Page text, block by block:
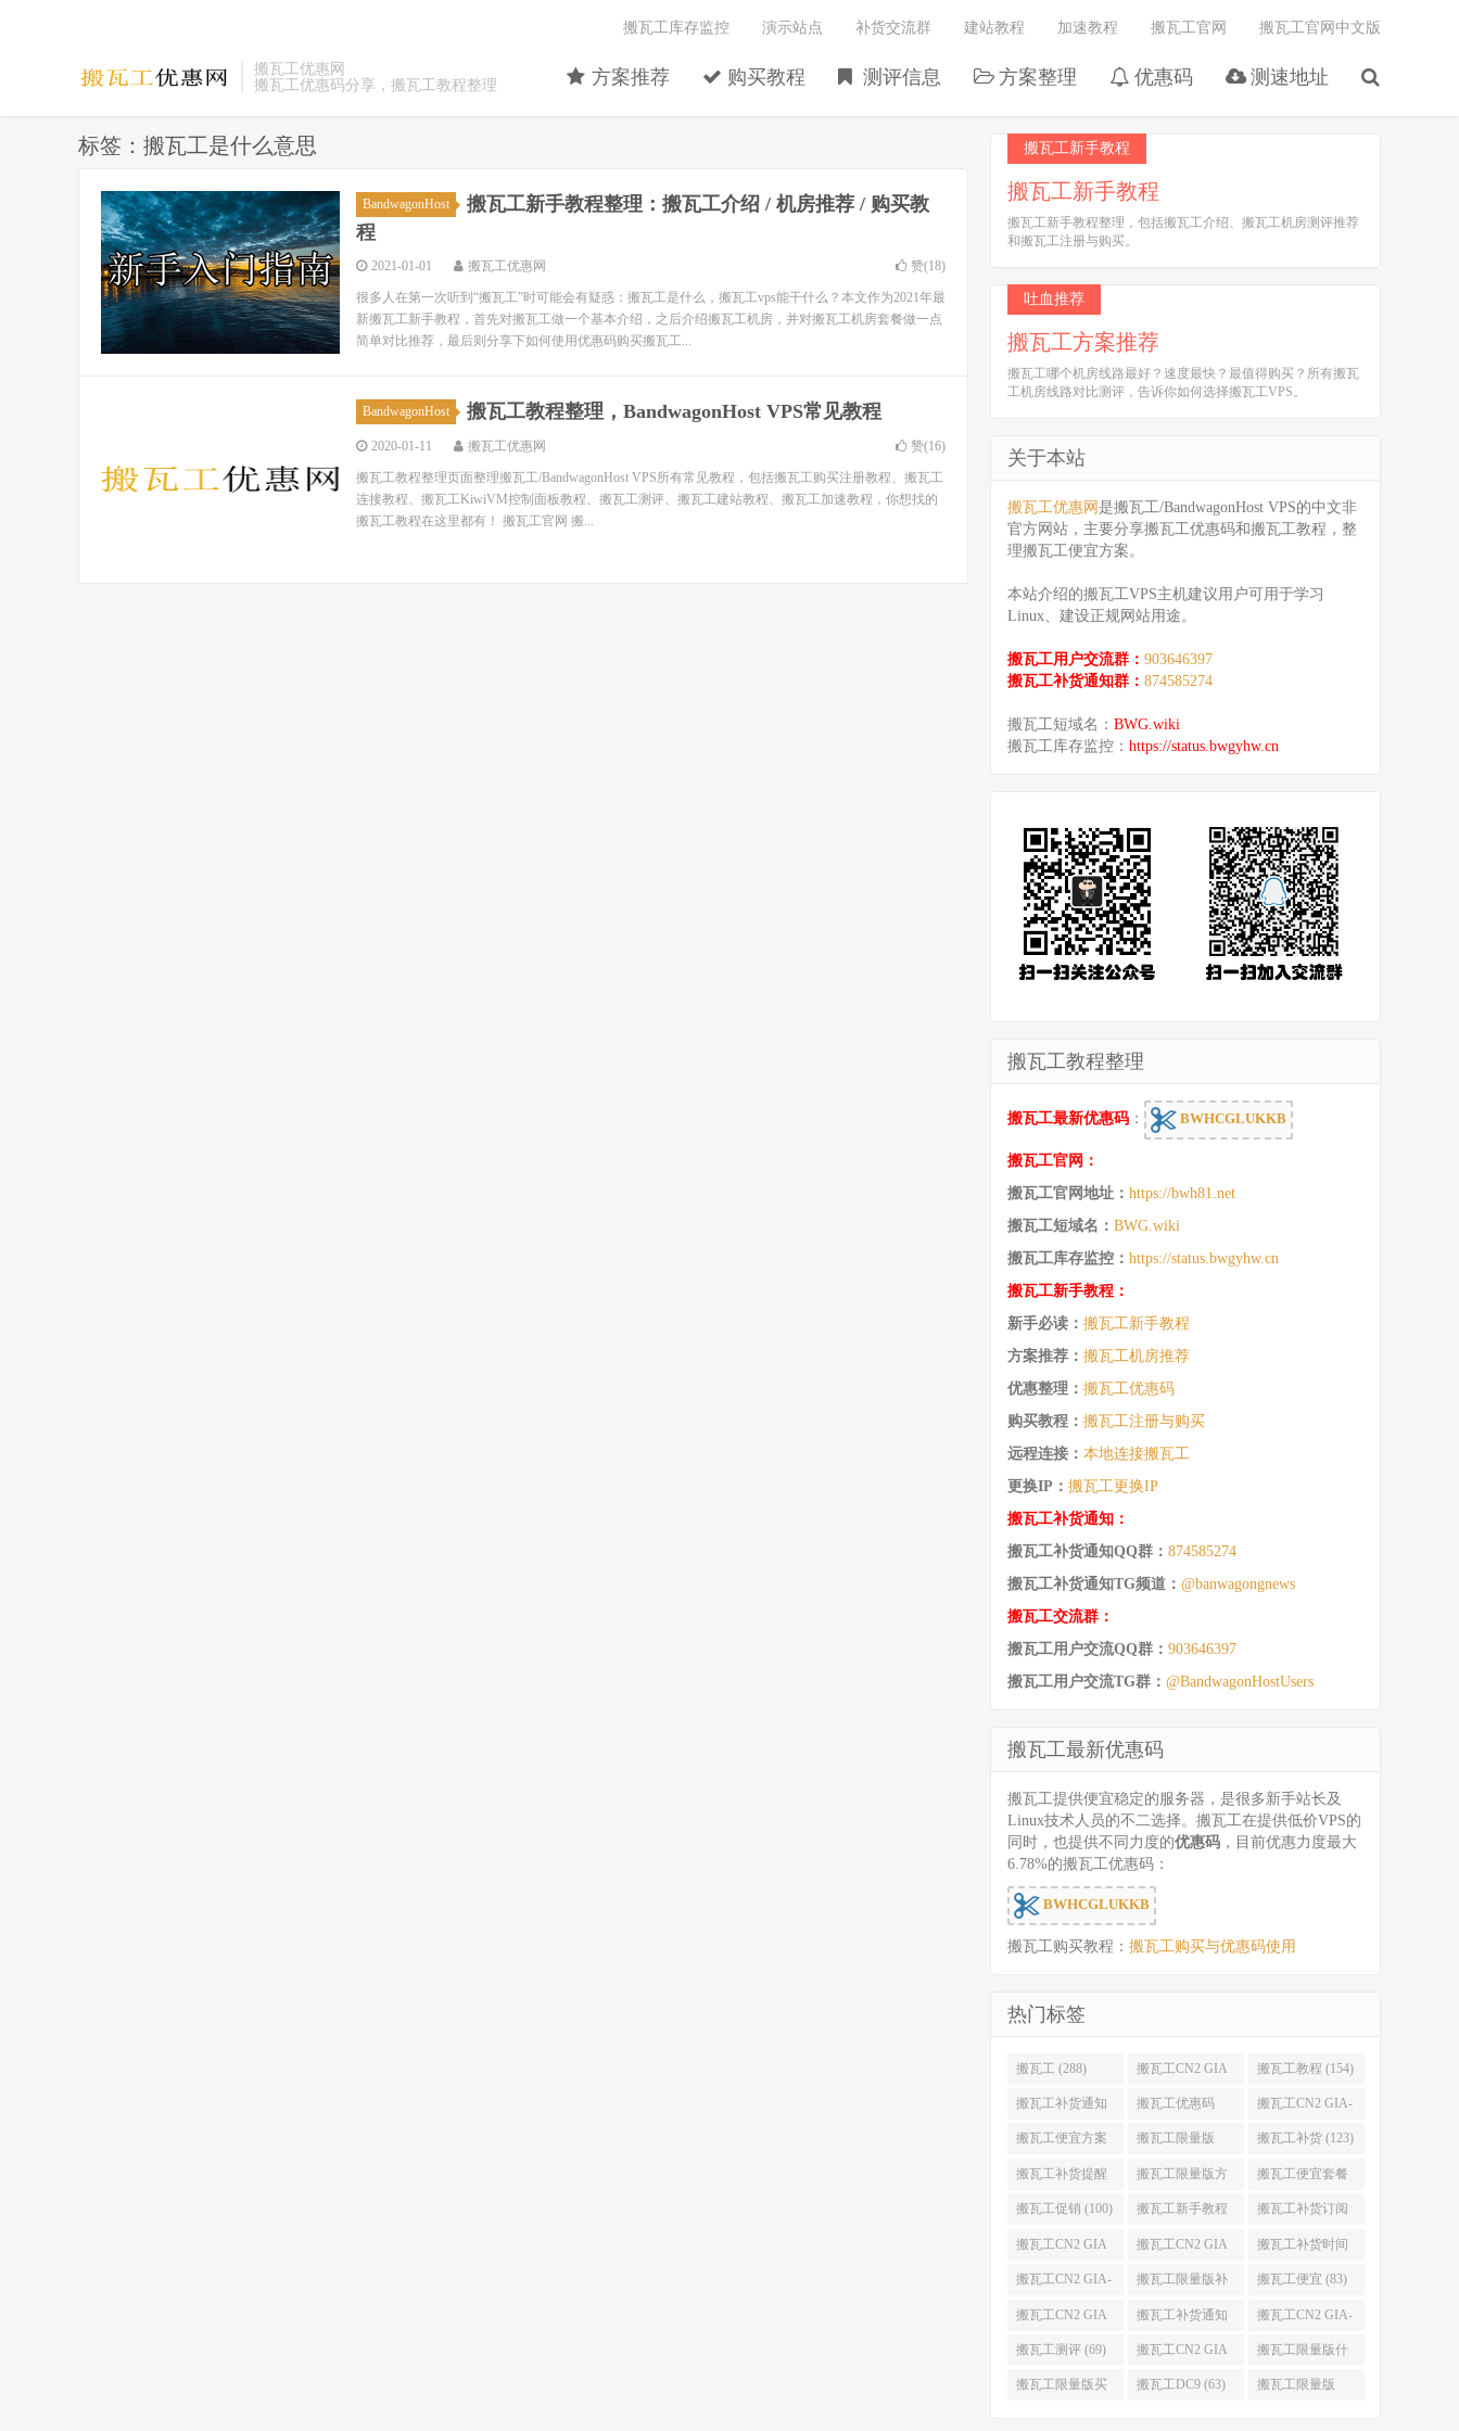
搬瓦工优惠网
搬瓦工优惠码分享，搬瓦工教程整理
方案推荐 购买教程 测评信息 方案整理 优惠码 测速地址
搬瓦工库存监控 演示站点 补货交流群 建站教程 加速教程 搬瓦工官网 搬瓦工官网中文版
标签：搬瓦工是什么意思
BandwagonHost
搬瓦工新手教程整理：搬瓦工介绍 / 机房推荐 / 购买教
程
2021-01-01 搬瓦工优惠网 赞(18)
很多人在第一次听到“搬瓦工”时可能会有疑惑：搬瓦工是什么，搬瓦工vps能干什么？本文作为2021年最
新搬瓦工新手教程，首先对搬瓦工做一个基本介绍，之后介绍搬瓦工机房，并对搬瓦工机房套餐做一点
简单对比推荐，最后则分享下如何使用优惠码购买搬瓦工...
BandwagonHost 搬瓦工教程整理，BandwagonHost VPS常见教程
2020-01-11 搬瓦工优惠网 赞(16)
搬瓦工教程整理页面整理搬瓦工/BandwagonHost VPS所有常见教程，包括搬瓦工购买注册教程、搬瓦工
连接教程、搬瓦工KiwiVM控制面板教程、搬瓦工测评、搬瓦工建站教程、搬瓦工加速教程，你想找的
搬瓦工教程在这里都有！ 搬瓦工官网 搬...
搬瓦工新手教程
搬瓦工新手教程
搬瓦工新手教程整理，包括搬瓦工介绍、搬瓦工机房测评推荐
和搬瓦工注册与购买。
吐血推荐
搬瓦工方案推荐
搬瓦工哪个机房线路最好？速度最快？最值得购买？所有搬瓦
工机房线路对比测评，告诉你如何选择搬瓦工VPS。
关于本站
搬瓦工优惠网 是搬瓦工/BandwagonHost VPS的中文非
官方网站，主要分享搬瓦工优惠码和搬瓦工教程，整
理搬瓦工便宜方案。
本站介绍的搬瓦工VPS主机建议用户可用于学习
Linux、建设正规网站用途。
搬瓦工用户交流群： 903646397
搬瓦工补货通知群： 874585274
搬瓦工短域名： BWG.wiki
搬瓦工库存监控： https://status.bwgyhw.cn
搬瓦工教程整理
搬瓦工最新优惠码 ： BWHCGLUKKB
搬瓦工官网：
搬瓦工官网地址： https://bwh81.net
搬瓦工短域名： BWG.wiki
搬瓦工库存监控： https://status.bwgyhw.cn
搬瓦工新手教程：
新手必读： 搬瓦工新手教程
方案推荐： 搬瓦工机房推荐
优惠整理： 搬瓦工优惠码
购买教程： 搬瓦工注册与购买
远程连接： 本地连接搬瓦工
更换IP： 搬瓦工更换IP
搬瓦工补货通知：
搬瓦工补货通知QQ群： 874585274
搬瓦工补货通知TG频道： @banwagongnews
搬瓦工交流群：
搬瓦工用户交流QQ群： 903646397
搬瓦工用户交流TG群： @BandwagonHostUsers
搬瓦工最新优惠码
搬瓦工提供便宜稳定的服务器，是很多新手站长及
Linux技术人员的不二选择。搬瓦工在提供低价VPS的
同时，也提供不同力度的优惠码 ，目前优惠力度最大
6.78%的搬瓦工优惠码：
BWHCGLUKKB
搬瓦工购买教程： 搬瓦工购买与优惠码使用
热门标签
搬瓦工 (288) 搬瓦工CN2 GIA
(176)
搬瓦工教程 (154)
搬瓦工补货通知
(132)
搬瓦工优惠码
(131)
搬瓦工CN2 GIA-
E (130)
搬瓦工便宜方案
(128)
搬瓦工限量版
(126)
搬瓦工补货 (123)
搬瓦工补货提醒
(106)
搬瓦工限量版方
案 (106)
搬瓦工便宜套餐
(103)
搬瓦工促销 (100) 搬瓦工新手教程
(98)
搬瓦工补货订阅
(98)
搬瓦工CN2 GIA
便宜方案 (92)
搬瓦工CN2 GIA
限量版 (90)
搬瓦工补货时间
(89)
搬瓦工CN2 GIA-
E限量版 (84)
搬瓦工限量版补
货 (84)
搬瓦工便宜 (83)
搬瓦工CN2 GIA
优惠 (82)
搬瓦工补货通知
QQ群 (76)
搬瓦工CN2 GIA-
E便宜套餐 (76)
搬瓦工测评 (69) 搬瓦工CN2 GIA
限量版补货 (67)
搬瓦工限量版什
么时候补货 (67)
搬瓦工限量版买 搬瓦工DC9 (63) 搬瓦工限量版